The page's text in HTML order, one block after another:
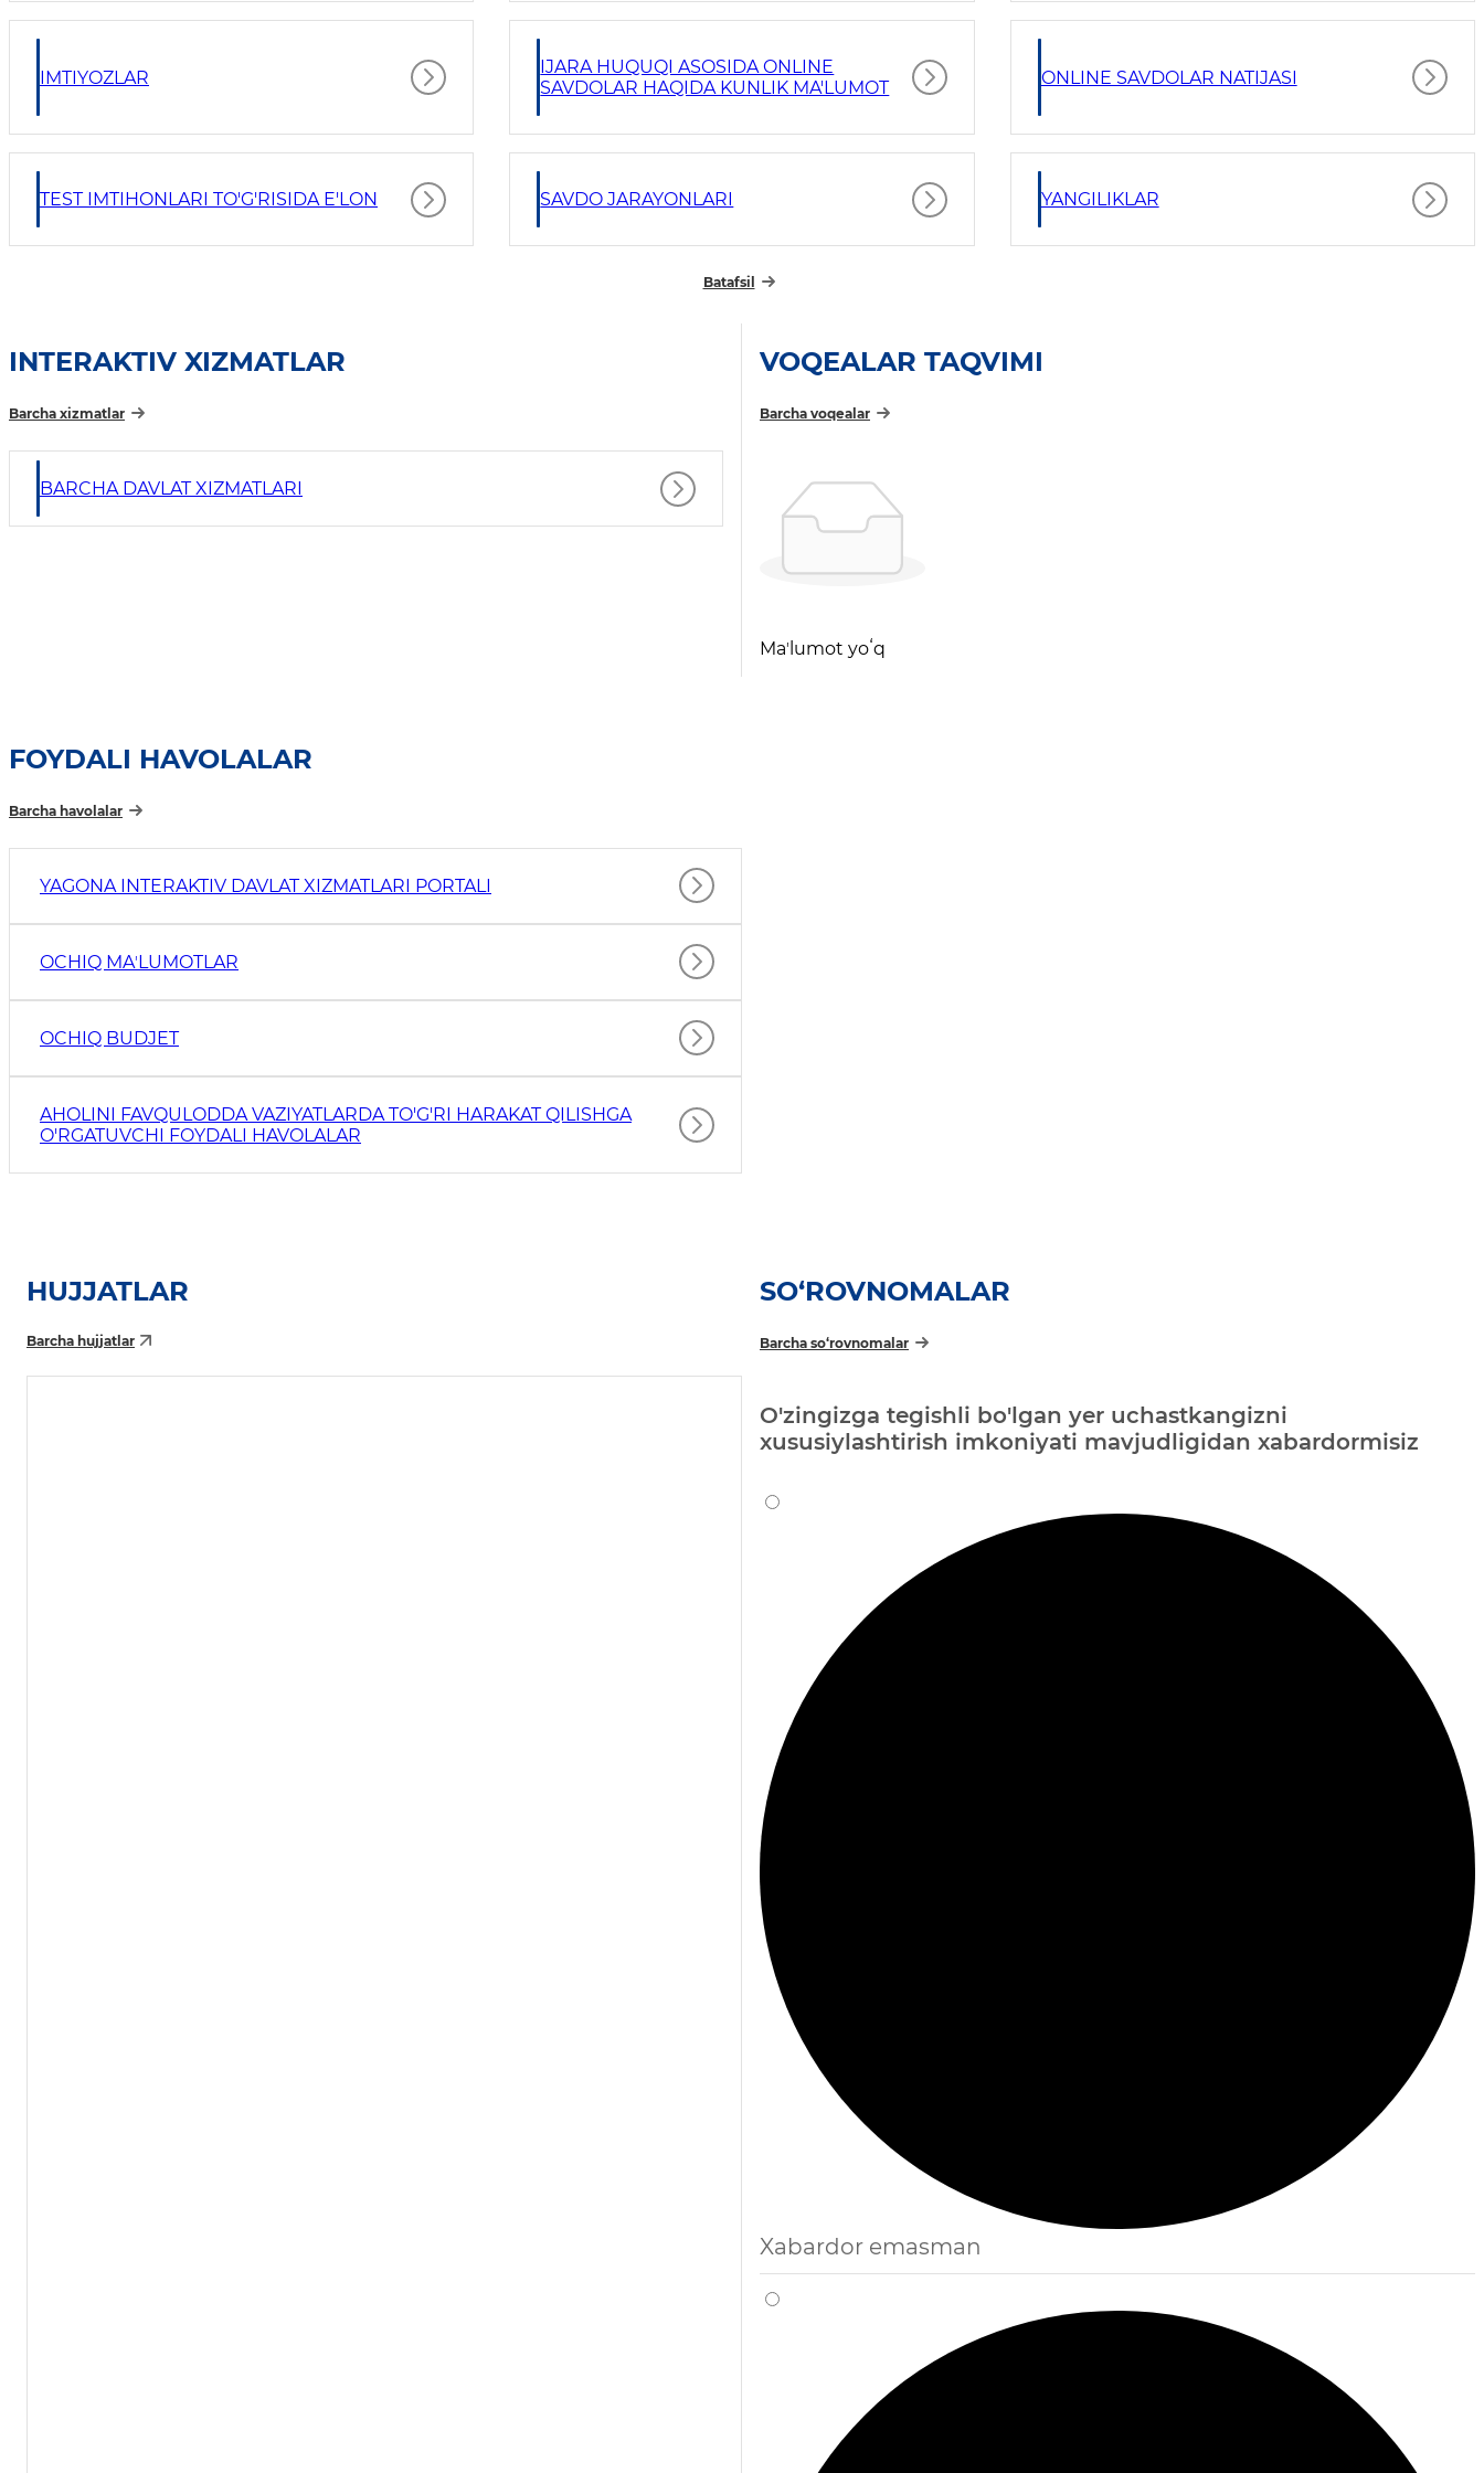
IMTIYOZLAR
IJARA HUQUQI ASOSIDA ONLINE
SAVDOLAR HAQIDA KUNLIK MA'LUMOT
ONLINE SAVDOLAR NATIJASI
TEST IMTIHONLARI TO'G'RISIDA E'LON SAVDO JARAYONLARI YANGILIKLAR
Batafsil
INTERAKTIV XIZMATLAR
Barcha xizmatlar
BARCHA DAVLAT XIZMATLARI
VOQEALAR TAQVIMI
Barcha voqealar
Maʼlumot yoʻq
FOYDALI HAVOLALAR
Barcha havolalar
YAGONA INTERAKTIV DAVLAT XIZMATLARI PORTALI
OCHIQ MAʼLUMOTLAR
OCHIQ BUDJET
AHOLINI FAVQULODDA VAZIYATLARDA TO'G'RI HARAKAT QILISHGA
O'RGATUVCHI FOYDALI HAVOLALAR
HUJJATLAR
Barcha hujjatlar
SO‘ROVNOMALAR
Barcha so‘rovnomalar
O'zingizga tegishli bo'lgan yer uchastkangizni
xususiylashtirish imkoniyati mavjudligidan xabardormisiz
Xabardor emasman